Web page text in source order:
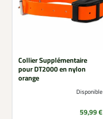
Collier Supplémentaire
pour DT2000 en nylon
orange
Disponible
Prix
59,99 €